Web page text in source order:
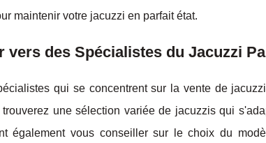
maintenir votre jacuzzi en parfait état.
vers des Spécialistes du Jacuzzi
qui se concentrent sur la vente de
une sélection variée de jacuzzis qui
également vous conseiller sur le choix du